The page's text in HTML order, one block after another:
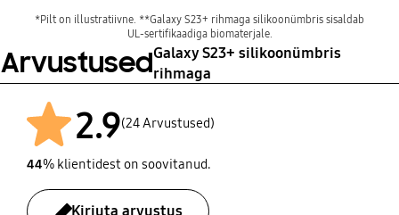
*Pilt on illustratiivne. **Galaxy S23+ rihmaga silikoonümbris sisaldab
UL-sertifikaadiga biomaterjale.
ArvustusedGalaxy S23+ silikoonümbris
rihmaga
2.9(24 Arvustused)
44% klientidest on soovitanud.
Kirjuta arvustus